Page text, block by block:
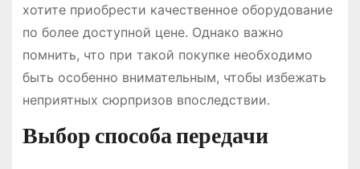
хотите приобрести качественное оборудование
по более доступной цене․ Однако важно
помнить, что при такой покупке необходимо
быть особенно внимательным, чтобы избежать
неприятных сюрпризов впоследствии․
Выбор способа передачи